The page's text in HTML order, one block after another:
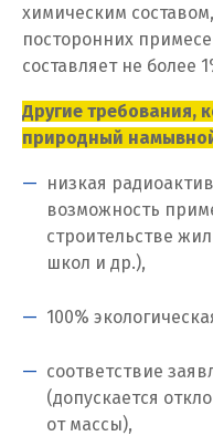
Иваново
Ивантеевка
Ижевск
Иркутск
Ишим
Калининград
химическим
посторонних
составляет не более
Другие требования,
природный
низкая
возможность
строительстве
школ и др.),
100%
соответствие
(допускается
от массы),